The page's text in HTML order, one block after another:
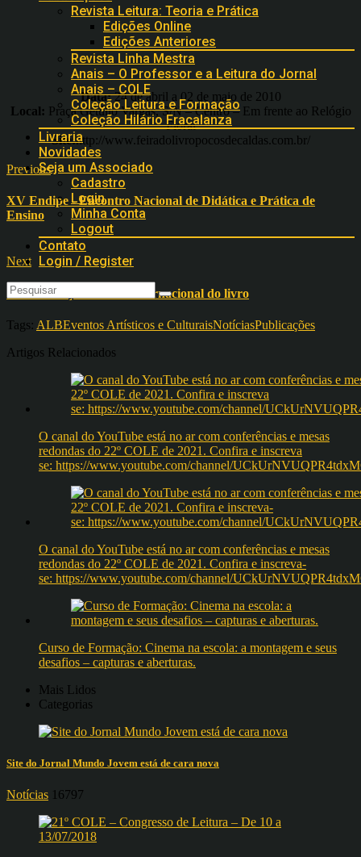
Revista Leitura: Teoria e Prática
Edições Online
Edições Anteriores
Revista Linha Mestra
Anais – O Professor e a Leitura do Jornal
Anais – COLE
Coleção Leitura e Formação
Coleção Hilário Fracalanza
Livraria
Novidades
Seja um Associado
Cadastro
Login
Minha Conta
Logout
Contato
Login / Register
Data:24 de abril a 02 de maio de 2010
Local: Praça Getúlio Vargas, S/N – Centro – Em frente ao Relógio
Floral
Site:http://www.feiradolivropocosdecaldas.com.br/
Previous
XV Endipe - Encontro Nacional de Didática e Prática de
Ensino
Next
Comemorações do dia Internacional do livro
Tags: ALBEventos Artísticos e CulturaisNotíciasPublicações
Artigos Relacionados
O canal do YouTube está no ar com conferências e mesas
redondas do 22º COLE de 2021. Confira e inscreva
se: https://www.youtube.com/channel/
O canal do YouTube está no ar com conferências e mesas
redondas do 22º COLE de 2021. Confira e inscreva-
se: https://www.youtube.com/channel/
Curso de Formação: Cinema na escola: a montagem e seus
desafios – capturas e aberturas.
Mais Lidos
Categorias
Site do Jornal Mundo Jovem está de cara nova
Notícias 16797